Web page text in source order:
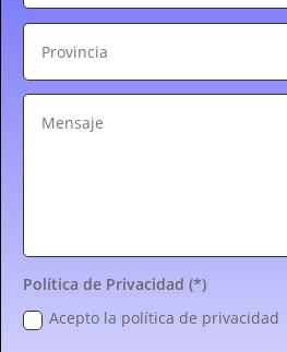
Política de Privacidad (*)
Acepto la política de privacidad